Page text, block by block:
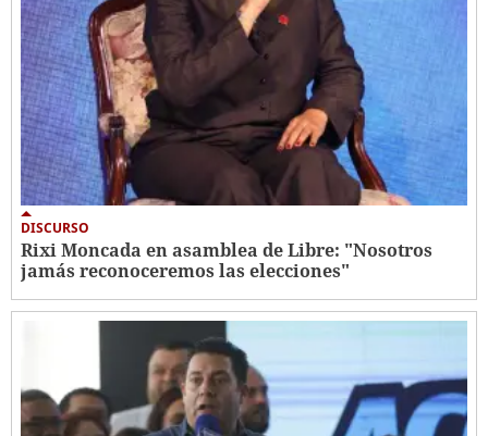
DISCURSO
Rixi Moncada en asamblea de Libre: "Nosotros
jamás reconoceremos las elecciones"